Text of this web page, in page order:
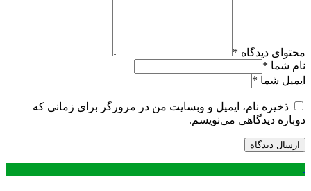
محتوای دیدگاه *
نام شما *
ایمیل شما *
ذخیره نام، ایمیل و وبسایت من در مرورگر برای زمانی که
دوباره دیدگاهی می‌نویسم.
.